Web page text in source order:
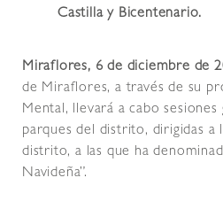
Castilla y Bicentenario.
Miraflores, 6 de diciembre de
de Miraflores, a través de su
Mental, llevará a cabo
parques del distrito, dirigidas a
distrito, a las que ha
Navideña”.